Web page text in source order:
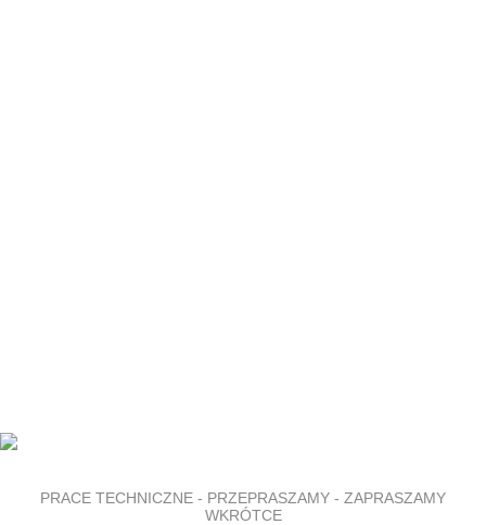
PRACE TECHNICZNE - PRZEPRASZAMY - ZAPRASZAMY
WKRÓTCE